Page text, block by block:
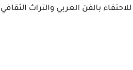
بالفن العربي والتراث